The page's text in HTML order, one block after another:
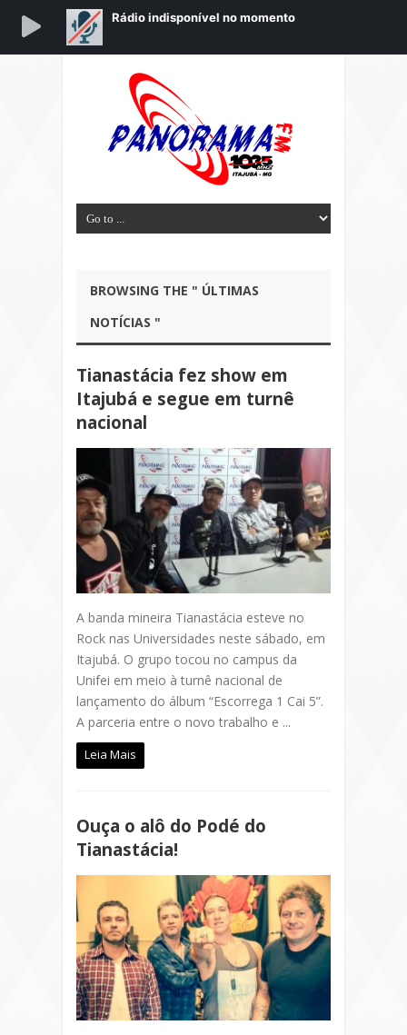
BROWSING THE " ÚLTIMAS
NOTÍCIAS "
Tianastácia fez show em
Itajubá e segue em turnê
nacional
A banda mineira Tianastácia esteve no
Rock nas Universidades neste sábado, em
Itajubá. O grupo tocou no campus da
Unifei em meio à turnê nacional de
lançamento do álbum “Escorrega 1 Cai 5”.
A parceria entre o novo trabalho e ...
Leia Mais
Ouça o alô do Podé do
Tianastácia!